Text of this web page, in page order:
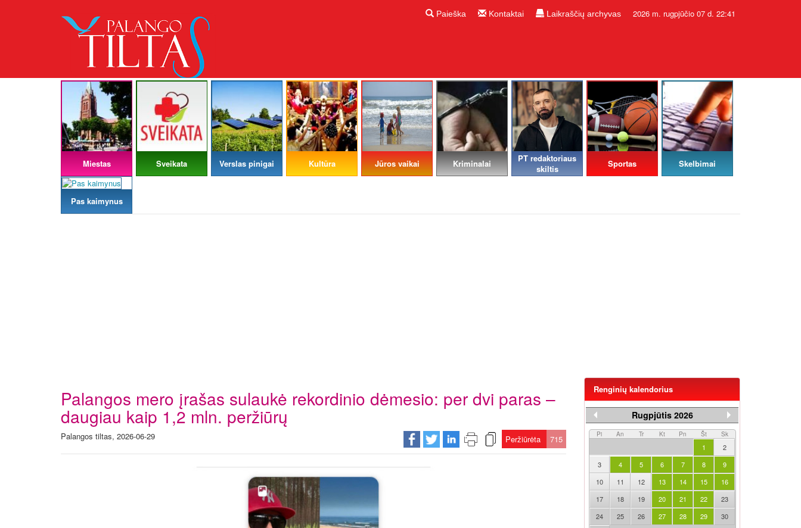
Paieška Kontaktai Laikraščių archyvas 2026 m. rugpjūčio 07 d. 22:41
Miestas Sveikata Verslas pinigai Kultūra Jūros vaikai Kriminalai
PT redaktoriaus
skiltis
Sportas Skelbimai
Pas kaimynus
Palangos mero įrašas sulaukė rekordinio dėmesio: per dvi paras –
daugiau kaip 1,2 mln. peržiūrų
Palangos tiltas, 2026-06-29 Peržiūrėta 715
Renginių kalendorius
Rugpjūtis 2026
Pi An Tr Kt Pn Št Sk
1
2
3
4 5 6 7 8
9
10
11 12 13 14 15
16
17
18 19 20 21 22
23
24
25 26 27 28 29
30